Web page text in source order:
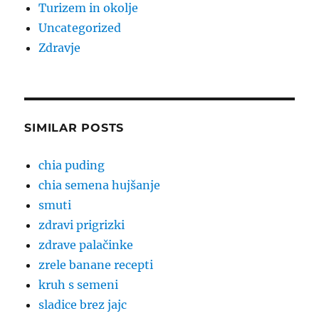
Turizem in okolje
Uncategorized
Zdravje
SIMILAR POSTS
chia puding
chia semena hujšanje
smuti
zdravi prigrizki
zdrave palačinke
zrele banane recepti
kruh s semeni
sladice brez jajc